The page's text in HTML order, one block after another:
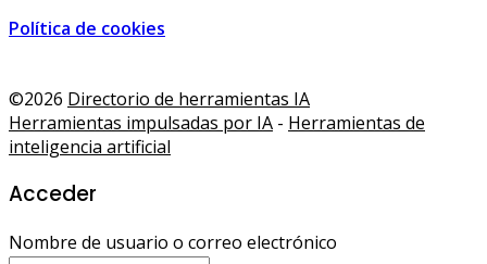
Política de cookies
©2026 Directorio de herramientas IA
Herramientas impulsadas por IA - Herramientas de
inteligencia artificial
Acceder
Nombre de usuario o correo electrónico